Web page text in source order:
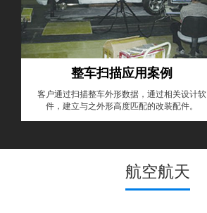
整车扫描应用案例
客户通过扫描整车外形数据，通过相关设计软
件，建立与之外形高度匹配的改装配件。
航空航天